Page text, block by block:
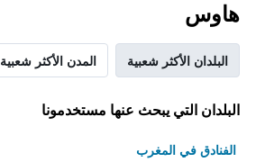
هاوس
البلدان الأكثر شعبية المدن الأكثر شعبية
البلدان التي يبحث عنها مستخدمونا
الفنادق في المغرب